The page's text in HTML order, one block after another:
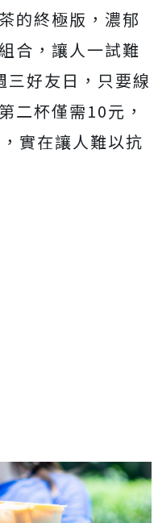
的終極版，濃郁
合，讓人一試難
三好友日，只要線
二杯僅需10元，
實在讓人難以抗